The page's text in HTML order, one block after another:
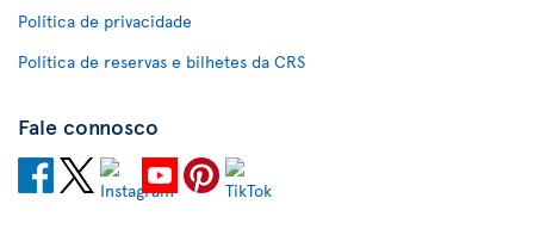
Política de privacidade
Política de reservas e bilhetes da CRS
Fale connosco